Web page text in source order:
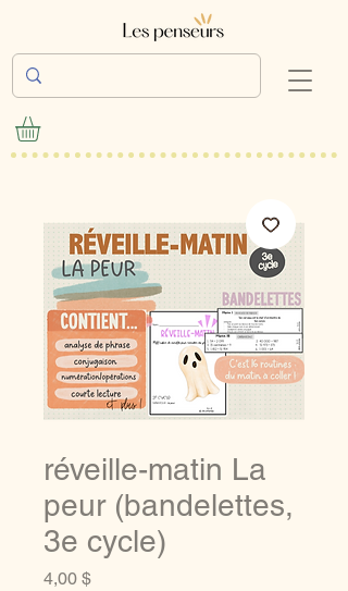
réveille-matin La
peur (bandelettes,
3e cycle)
4,00 $Prix